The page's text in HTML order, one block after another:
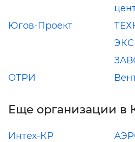
Югов-Проект
ОТРИ
Еще организации в
Интех-КР